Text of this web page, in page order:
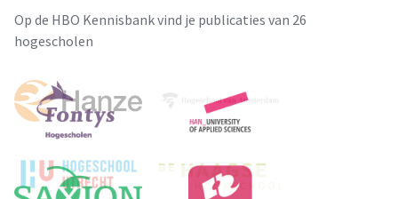
Op de HBO Kennisbank vind je publicaties van 26
hogescholen